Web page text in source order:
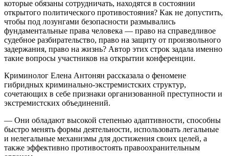
которые обязаны сотрудничать, находятся в состоянии
открытого политического противостояния? Как не допустить,
чтобы под лозунгами безопасности размывались
фундаментальные права человека — право на справедливое
судебное разбирательство, право на защиту от произвольного
задержания, право на жизнь? Автор этих строк задала именно
такие вопросы участников на открытии конференции.
Криминолог Елена Антонян рассказала о феномене
гибридных криминально-экстремистских структур,
сочетающих в себе признаки организованной преступности и
экстремистских объединений.
— Они обладают высокой степенью адаптивности, способны
быстро менять формы деятельности, использовать легальные
и нелегальные механизмы для достижения своих целей, а
также эффективно противостоять правоохранительным